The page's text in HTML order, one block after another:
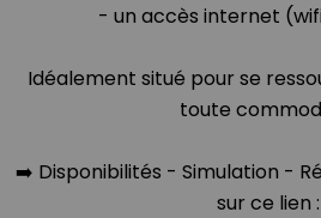
- un accès internet
Idéalement situé pour se
toute
➡️ Disponibilités - Simulation -
sur ce lien :